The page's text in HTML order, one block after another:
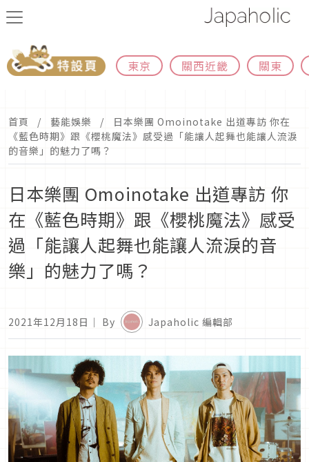
東京 關西近畿 關東
首頁 藝能娛樂
日本樂團 Omoinotake 出道專訪 你在
《藍色時期》跟《櫻桃魔法》感受過「能讓人起舞也能讓人流淚
的音樂」的魅力了嗎？
日本樂團 Omoinotake 出道專訪 你
在《藍色時期》跟《櫻桃魔法》感受
過「能讓人起舞也能讓人流淚的音
樂」的魅力了嗎？
2021年12月18日 ｜ By Japaholic 編輯部